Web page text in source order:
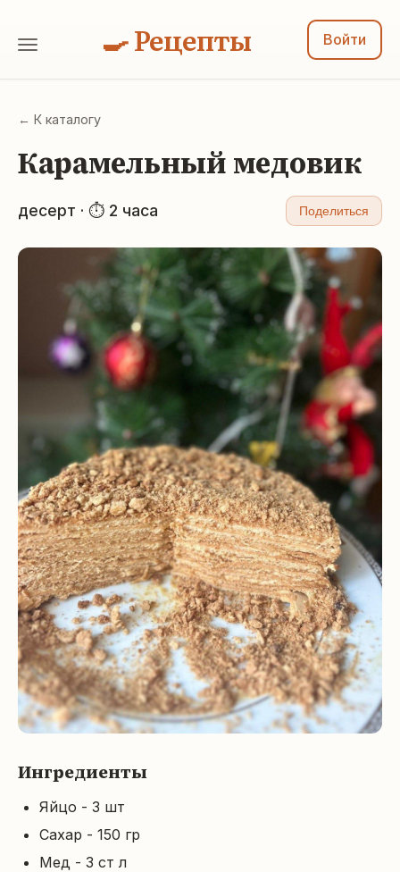
🍳 Рецепты Войти
← К каталогу
Карамельный медовик
десерт · ⏱ 2 часа Поделиться
Ингредиенты
Яйцо - 3 шт
Сахар - 150 гр
Мед - 3 ст л